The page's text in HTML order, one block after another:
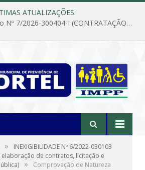
ATUALIZAÇÕES:
Dispensa de Licitação Nº 7/2026-300404-I (CONTRATAÇÃO DE EMPRESA PARA MANUTENÇÃO E REPARAÇÃO DE APARELHOS DE AR CONDICIONADO, EM ATENDIMENTO ÀS NECESSIDADES DO INSTITUTO DE PREVIDÊNCIA MUNICIPAL DE PORTEL/PA)
»
INEXIGIBILIDADE Nº 6/2022-030103
elaboração de contratos, licitação e
»
Comprovação de Natureza